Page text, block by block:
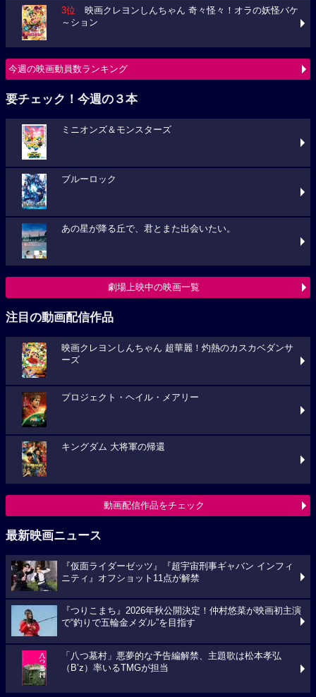
3位 映画クレヨンしんちゃん 奇々怪々！オラの妖怪バケ
～ション
今週の映画動員数ランキング
要チェック！今週の３本
ミニオンズ＆モンスターズ
ブルーロック
あの星が降る丘で、君とまた出会いたい。
劇場上映中の映画一覧
注目の動画配信作品
映画クレヨンしんちゃん 超華麗！灼熱のカスカベダンサ
ーズ
プロジェクト・ヘイル・メアリー
キングダム 大将軍の帰還
動画配信作品をチェック
最新映画ニュース
『仮面ライダーゼッツ』『超宇宙刑事ギャバン インフィ
ニティ』オフショット11点が解禁
『つりこまち』2026年秋公開決定！仲村悠菜が映画初主演
で“釣りで五輪金メダル”を目指す
「八つ墓村」悪夢的な予告編解禁、主題歌は松本孝弘
（B’z）率いるTMGが担当